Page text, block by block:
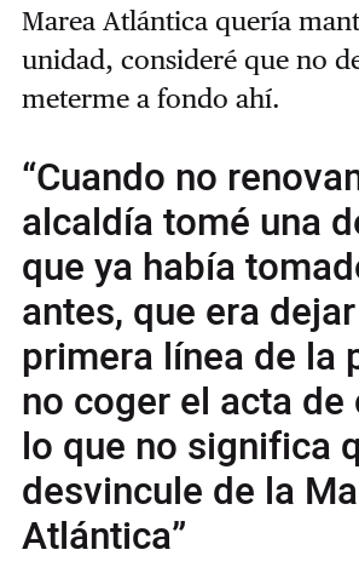
Marea Atlántica quería
unidad, consideré que no
meterme a fondo ahí.
“Cuando no
alcaldía tomé una
que ya había
antes, que era
primera línea de la
no coger el acta de
lo que no significa
desvincule de la
Atlántica”